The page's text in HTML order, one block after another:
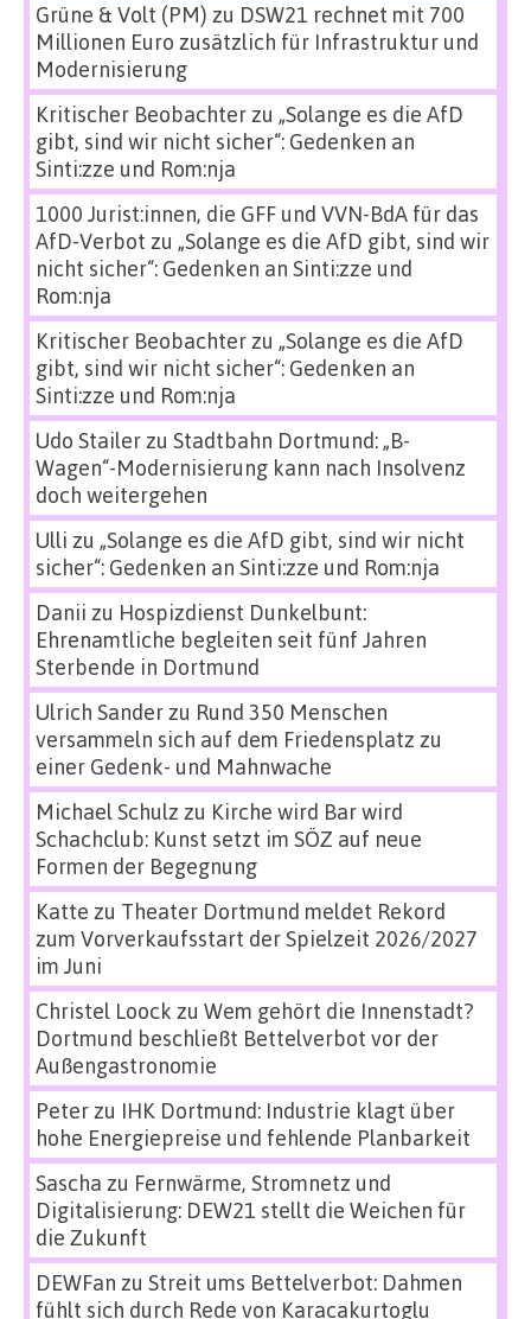
Grüne & Volt (PM) zu DSW21 rechnet mit 700
Millionen Euro zusätzlich für Infrastruktur und
Modernisierung
Kritischer Beobachterzu „Solange es die AfD
gibt, sind wir nicht sicher“: Gedenken an
Sinti:zze und Rom:nja
1000 Jurist:innen, die GFF und VVN-BdA für das
AfD-Verbot zu „Solange es die AfD gibt, sind wir
nicht sicher“: Gedenken an Sinti:zze und
Rom:nja
Kritischer Beobachterzu „Solange es die AfD
gibt, sind wir nicht sicher“: Gedenken an
Sinti:zze und Rom:nja
Udo Stailerzu Stadtbahn Dortmund: „B-
Wagen“-Modernisierung kann nach Insolvenz
doch weitergehen
Ulli zu „Solange es die AfD gibt, sind wir nicht
sicher“: Gedenken an Sinti:zze und Rom:nja
Danii zu Hospizdienst Dunkelbunt:
Ehrenamtliche begleiten seit fünf Jahren
Sterbende in Dortmund
Ulrich Sanderzu Rund 350 Menschen
versammeln sich auf dem Friedensplatz zu
einer Gedenk- und Mahnwache
Michael Schulz zu Kirche wird Bar wird
Schachclub: Kunst setzt im SÖZ auf neue
Formen der Begegnung
Katte zu Theater Dortmund meldet Rekord
zum Vorverkaufsstart der Spielzeit 2026/2027
im Juni
Christel Loock zu Wem gehört die Innenstadt?
Dortmund beschließt Bettelverbot vor der
Außengastronomie
Peterzu IHK Dortmund: Industrie klagt über
hohe Energiepreise und fehlende Planbarkeit
Sascha zu Fernwärme, Stromnetz und
Digitalisierung: DEW21 stellt die Weichen für
die Zukunft
DEWFan zu Streit ums Bettelverbot: Dahmen
fühlt sich durch Rede von Karacakurtoglu